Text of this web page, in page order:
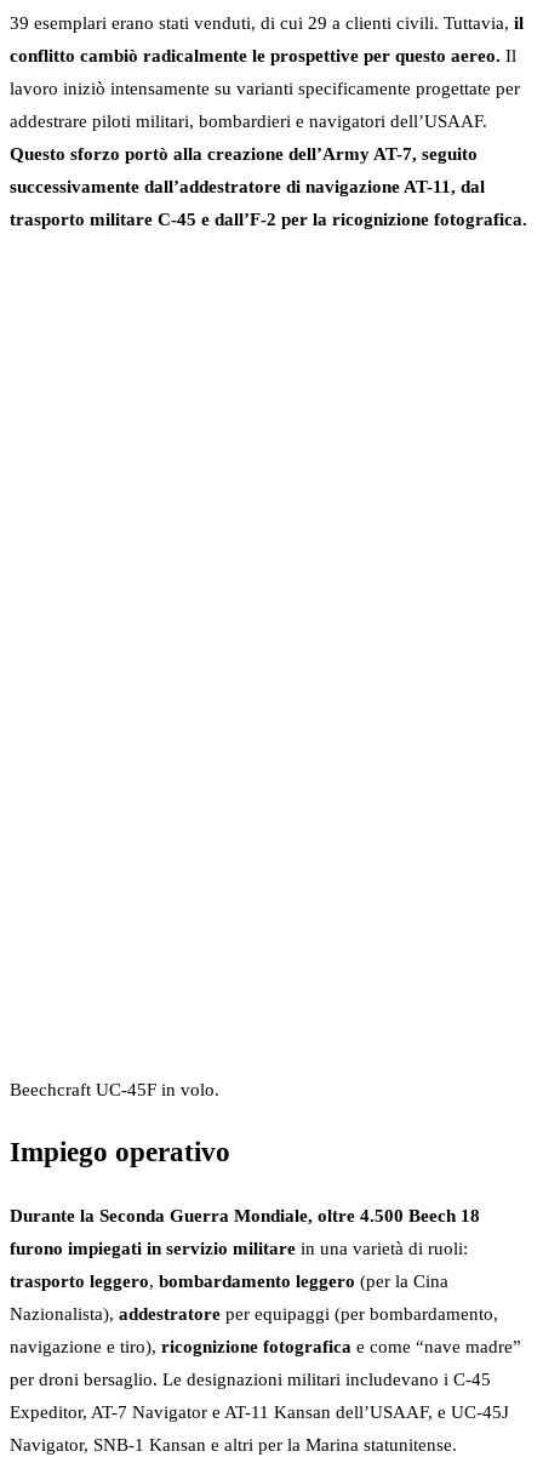
39 esemplari erano stati venduti, di cui 29 a clienti civili. Tuttavia, il
conflitto cambiò radicalmente le prospettive per questo aereo. Il
lavoro iniziò intensamente su varianti specificamente progettate per
addestrare piloti militari, bombardieri e navigatori dell’USAAF.
Questo sforzo portò alla creazione dell’Army AT-7, seguito
successivamente dall’addestratore di navigazione AT-11, dal
trasporto militare C-45 e dall’F-2 per la ricognizione fotografica.
Beechcraft UC-45F in volo.
Impiego operativo
Durante la Seconda Guerra Mondiale, oltre 4.500 Beech 18
furono impiegati in servizio militare in una varietà di ruoli:
trasporto leggero, bombardamento leggero (per la Cina
Nazionalista), addestratore per equipaggi (per bombardamento,
navigazione e tiro), ricognizione fotografica e come “nave madre”
per droni bersaglio. Le designazioni militari includevano i C-45
Expeditor, AT-7 Navigator e AT-11 Kansan dell’USAAF, e UC-45J
Navigator, SNB-1 Kansan e altri per la Marina statunitense.